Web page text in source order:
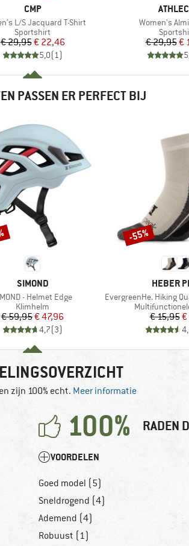
MERK
CMP
L/S Jacquard T-Shirt
Productgroep
Sportshirt
Prijs
€ 29,95Verlaagde prijs
€ 22,46
5,0(1)
MERK
Artikel
Women's Almi
€ 29,95€
PASSEN ER PERFECT BIJ
MERK
SIMOND
- Helmet Edge
Productgroep
Klimhelm
Prijs
€ 59,95Verlaagde prijs
€ 47,96
4,7(3)
MERK
HEBER
Artikel
EvergreenHe. Hiking
Productgroep
€ 15,95€
Korting
-55%
zijn 100% echt. Meer informatie
100% RADEN
VOORDELEN
Goed model (5)
Sneldrogend (4)
Ademend (4)
Robuust (1)